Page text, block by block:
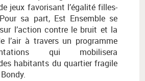
jeux favorisant l’égalité filles-
sa part, Est Ensemble se
l’action contre le bruit et la
l’air à travers un programme
qui mobilisera
habitants du quartier fragile